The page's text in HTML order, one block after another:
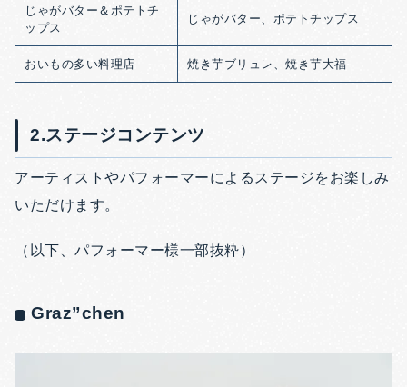
じゃがバター＆ポテトチ
ップス
じゃがバター、ポテトチップス
おいもの多い料理店 焼き芋ブリュレ、焼き芋大福
2.ステージコンテンツ
アーティストやパフォーマーによるステージをお楽しみ
いただけます。
（以下、パフォーマー様一部抜粋）
Graz”chen